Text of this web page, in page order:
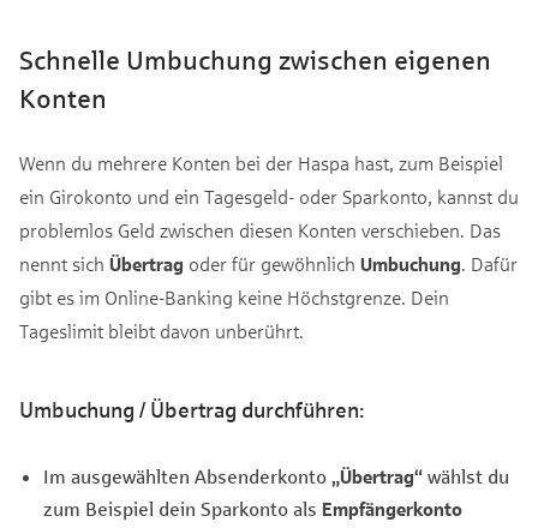
Schnelle Umbuchung zwischen eigenen
Konten
Wenn du mehrere Konten bei der Haspa hast, zum Beispiel
ein Girokonto und ein Tagesgeld- oder Sparkonto, kannst du
problemlos Geld zwischen diesen Konten verschieben. Das
nennt sich Übertrag oder für gewöhnlich Umbuchung. Dafür
gibt es im Online-Banking keine Höchstgrenze. Dein
Tageslimit bleibt davon unberührt.
Umbuchung / Übertrag durchführen:
Im ausgewählten Absenderkonto „Übertrag“ wählst du
zum Beispiel dein Sparkonto als Empfängerkonto